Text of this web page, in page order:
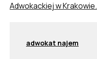
Adwokackiej w Krakowie.
adwokat najem